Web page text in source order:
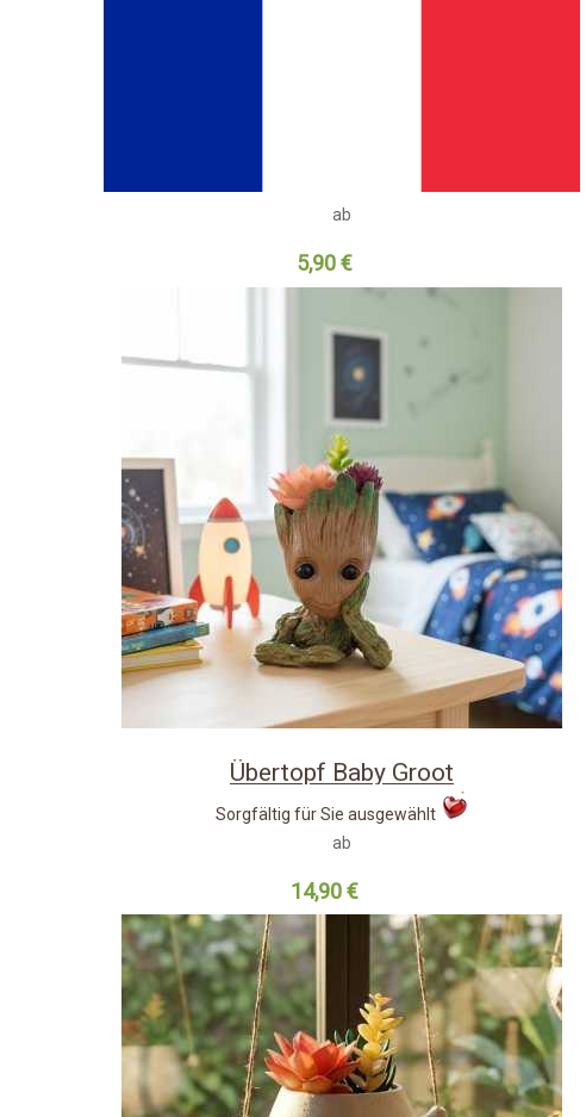
ab
5,90 €
Übertopf Baby Groot
Sorgfältig für Sie ausgewählt
ab
14,90 €